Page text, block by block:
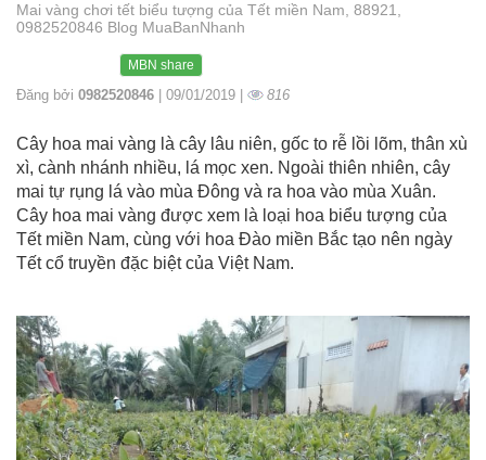
Mai vàng chơi tết biểu tượng của Tết miền Nam, 88921,
0982520846 Blog MuaBanNhanh
MBN share
Đăng bởi 0982520846 | 09/01/2019 | 816
Cây hoa mai vàng là cây lâu niên, gốc to rễ lồi lõm, thân xù
xì, cành nhánh nhiều, lá mọc xen. Ngoài thiên nhiên, cây
mai tự rụng lá vào mùa Đông và ra hoa vào mùa Xuân.
Cây hoa mai vàng được xem là loại hoa biểu tượng của
Tết miền Nam, cùng với hoa Đào miền Bắc tạo nên ngày
Tết cổ truyền đặc biệt của Việt Nam.